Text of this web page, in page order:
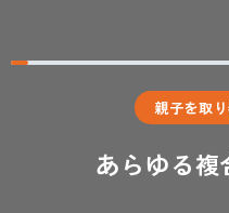
親子を取
あらゆる複